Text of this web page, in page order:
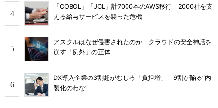
「COBOL」「JCL」計7000本のAWS移行 2000社を支
える給与サービスを襲った危機
アスクルはなぜ侵害されたのか クラウドの安全神話を
崩す「例外」の正体
DX導入企業の3割超がむしろ「負担増」 9割が陥る“内
製化のわな”